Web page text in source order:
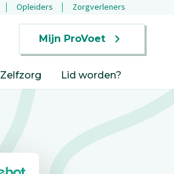
Opleiders Zorgverleners
Mijn ProVoet
Zelfzorg Lid worden?